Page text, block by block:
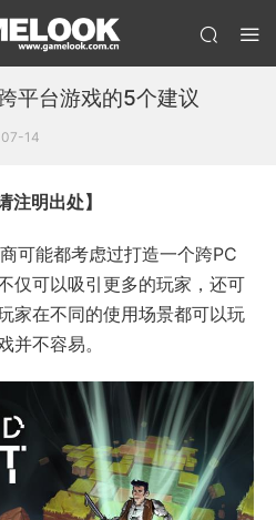
平台游戏的5个建议
14
注明出处】
可能都考虑过打造一个跨PC
仅可以吸引更多的玩家，还可
家在不同的使用场景都可以玩
并不容易。